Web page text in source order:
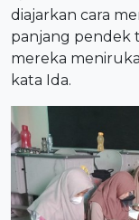
diajarkan cara
panjang pendek
mereka
kata Ida.